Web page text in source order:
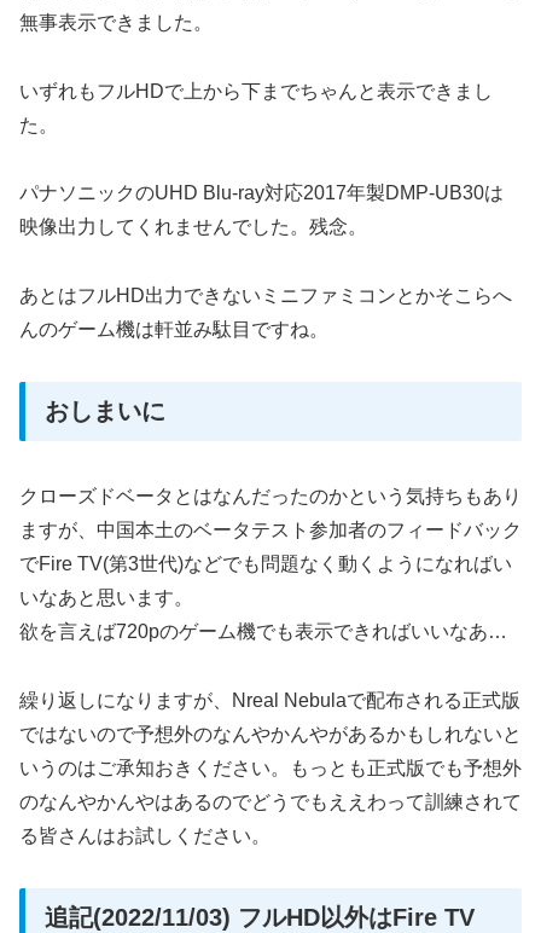
無事表示できました。
いずれもフルHDで上から下までちゃんと表示できまし
た。
パナソニックのUHD Blu-ray対応2017年製DMP-UB30は
映像出力してくれませんでした。残念。
あとはフルHD出力できないミニファミコンとかそこらへ
んのゲーム機は軒並み駄目ですね。
おしまいに
クローズドベータとはなんだったのかという気持ちもあり
ますが、中国本土のベータテスト参加者のフィードバック
でFire TV(第3世代)などでも問題なく動くようになればい
いなあと思います。
欲を言えば720pのゲーム機でも表示できればいいなあ…
繰り返しになりますが、Nreal Nebulaで配布される正式版
ではないので予想外のなんやかんやがあるかもしれないと
いうのはご承知おきください。もっとも正式版でも予想外
のなんやかんやはあるのでどうでもええわって訓練されて
る皆さんはお試しください。
追記(2022/11/03) フルHD以外はFire TV